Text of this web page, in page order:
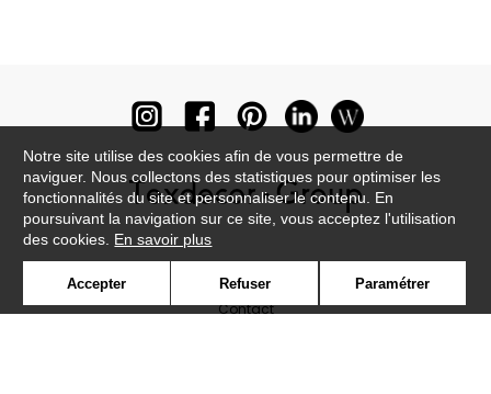
Contact
Notre site utilise des cookies afin de vous permettre de
naviguer. Nous collectons des statistiques pour optimiser les
fonctionnalités du site et personnaliser le contenu. En
poursuivant la navigation sur ce site, vous acceptez l'utilisation
des cookies. En savoir plus
Accepter Refuser Paramétrer